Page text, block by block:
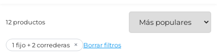
12 productos
1 fijo + 2 correderas × Borrar filtros